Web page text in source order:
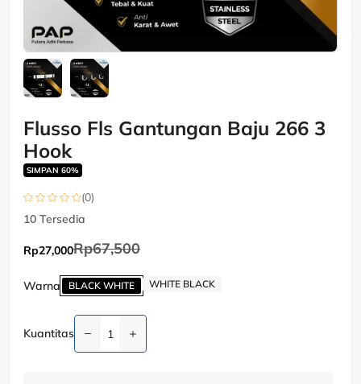
Flusso Fls Gantungan Baju 266 3
Hook
SIMPAN 60%
(0)
10 Tersedia
Rp27,000Rp67,500
Warna BLACK WHITE WHITE BLACK
Kuantitas